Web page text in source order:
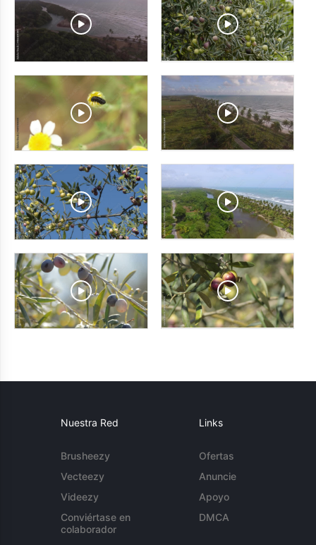
Nuestra Red
Brusheezy
Vecteezy
Videezy
Conviértase en
colaborador
Links
Ofertas
Anuncie
Apoyo
DMCA